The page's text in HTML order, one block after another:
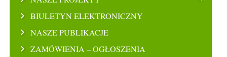
BIULETYN ELEKTRONICZNY
NASZE PUBLIKACJE
ZAMÓWIENIA – OGŁOSZENIA